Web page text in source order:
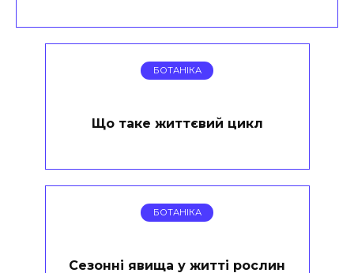
БОТАНІКА
Що таке життєвий цикл
БОТАНІКА
Сезонні явища у житті рослин